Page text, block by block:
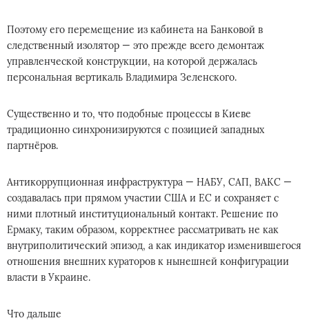
Поэтому его перемещение из кабинета на Банковой в
следственный изолятор — это прежде всего демонтаж
управленческой конструкции, на которой держалась
персональная вертикаль Владимира Зеленского.
Существенно и то, что подобные процессы в Киеве
традиционно синхронизируются с позицией западных
партнёров.
Антикоррупционная инфраструктура — НАБУ, САП, ВАКС —
создавалась при прямом участии США и ЕС и сохраняет с
ними плотный институциональный контакт. Решение по
Ермаку, таким образом, корректнее рассматривать не как
внутриполитический эпизод, а как индикатор изменившегося
отношения внешних кураторов к нынешней конфигурации
власти в Украине.
Что дальше